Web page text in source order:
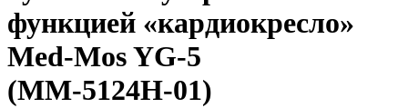
функцией «кардиокресло»
Med-Mos YG-5
(ММ-5124Н-01)